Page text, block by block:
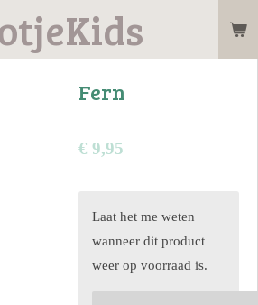
Fern
€ 9,95
Laat het me weten
wanneer dit product
weer op voorraad is.